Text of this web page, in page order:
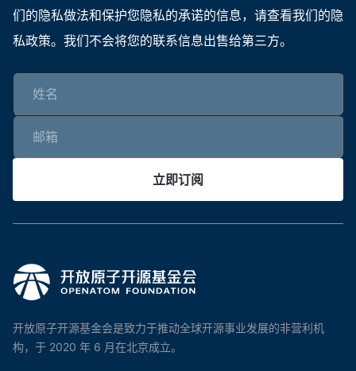
们的隐私做法和保护您隐私的承诺的信息，请查看我们的隐
私政策。我们不会将您的联系信息出售给第三方。
立即订阅
开放原子开源基金会是致力于推动全球开源事业发展的非营利机
构，于 2020 年 6 月在北京成立。